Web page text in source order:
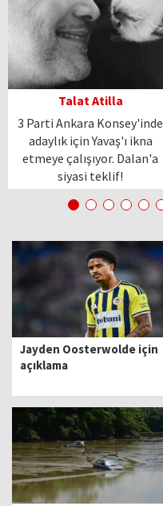
Talat Atilla
3 Parti Ankara Konsey'inde
adaylık için Yavaş'ı ikna
etmeye çalışıyor. Dalan'a
siyasi teklif!
Jayden Oosterwolde için
açıklama